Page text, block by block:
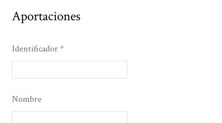
Aportaciones
Identificador
Nombre